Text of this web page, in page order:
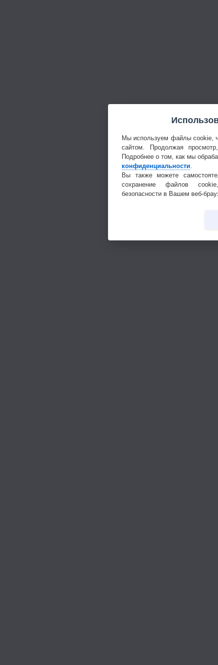
Мы используем файлы cookie,
сайтом. Продолжая
Подробнее о том, как мы
конфиденциальности
Вы также можете
сохранение файлов
безопасности в Вашем веб-